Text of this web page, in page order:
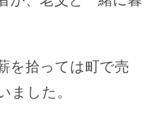
を拾っては町で売
ました。